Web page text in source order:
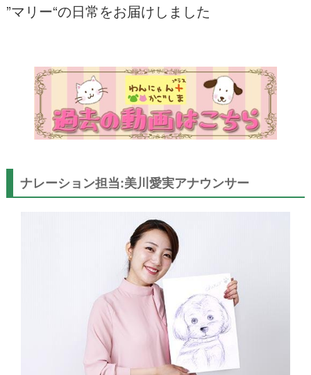
”マリー“の日常をお届けしました
ナレーション担当:美川愛実アナウンサー